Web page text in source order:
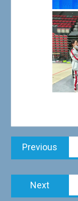
Навигация
Previous
Next